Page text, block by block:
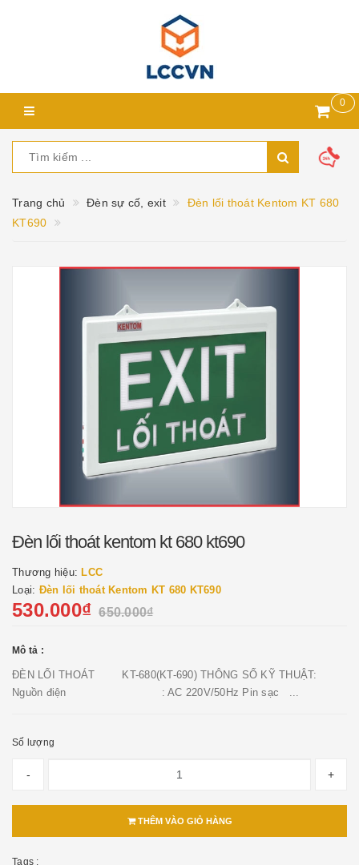
0
Trang chủ Đèn sự cố, exit
Đèn lối thoát Kentom KT 680
KT690
Đèn lối thoát kentom kt 680 kt690
Thương hiệu: LCC
Loại: Đèn lối thoát Kentom KT 680 KT690
530.000₫ 650.000₫
Mô tả :
ĐÈN LỐI THOÁT KT-680(KT-690) THÔNG SỐ KỸ THUẬT:
Nguồn điện : AC 220V/50Hz Pin sạc ...
Số lượng
- +
THÊM VÀO GIỎ HÀNG
Tags :